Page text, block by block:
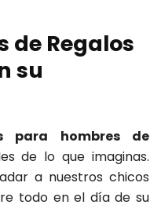
de Regalos
su
para hombres de
de lo que imaginas.
a nuestros chicos
todo en el día de su